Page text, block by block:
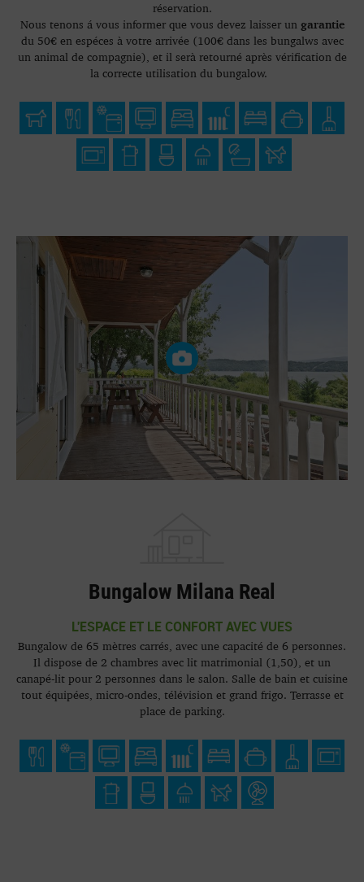
réservation.
Nous tenons á vous informer que vous devez laisser un garantie
du 50€ en espéces à votre arrivée (100€ dans les bungalws avec
un animal de compagnie), et il serà retourné après vérification de
la correcte utilisation du bungalow.
Bungalow Milana Real
L'ESPACE ET LE CONFORT AVEC VUES
Bungalow de 65 mètres carrés, avec une capacité de 6 personnes.
Il dispose de 2 chambres avec lit matrimonial (1,50), et un
canapé-lit pour 2 personnes dans le salon. Salle de bain et cuisine
tout équipées, micro-ondes, télévision et grand frigo. Terrasse et
place de parking.